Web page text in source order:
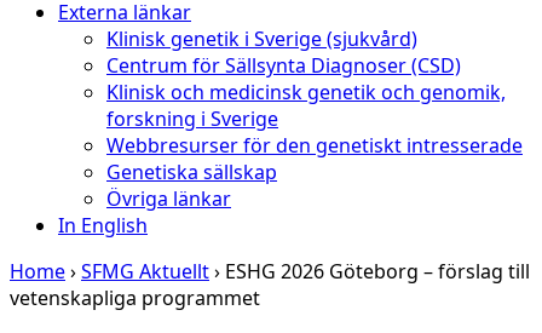
Externa länkar
Klinisk genetik i Sverige (sjukvård)
Centrum för Sällsynta Diagnoser (CSD)
Klinisk och medicinsk genetik och genomik,
forskning i Sverige
Webbresurser för den genetiskt intresserade
Genetiska sällskap
Övriga länkar
In English
Home›SFMG Aktuellt› ESHG 2026 Göteborg – förslag till
vetenskapliga programmet